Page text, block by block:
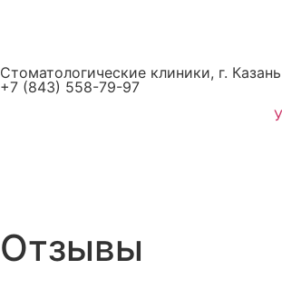
Стоматологические клиники, г. Казань
+7 (843) 558-79-97
Отзывы